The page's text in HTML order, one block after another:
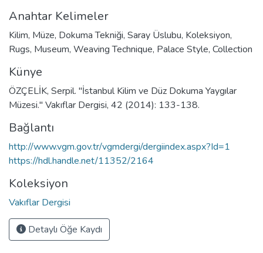
Anahtar Kelimeler
Kilim, Müze, Dokuma Tekniği, Saray Üslubu, Koleksiyon,
Rugs, Museum, Weaving Technique, Palace Style, Collection
Künye
ÖZÇELİK, Serpil. "İstanbul Kilim ve Düz Dokuma Yaygılar
Müzesi." Vakıflar Dergisi, 42 (2014): 133-138.
Bağlantı
http://www.vgm.gov.tr/vgmdergi/dergiindex.aspx?Id=1
https://hdl.handle.net/11352/2164
Koleksiyon
Vakıflar Dergisi
Detaylı Öğe Kaydı